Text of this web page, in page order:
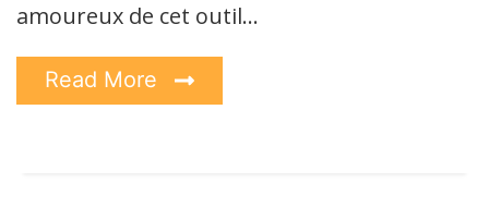
amoureux de cet outil…
Read More